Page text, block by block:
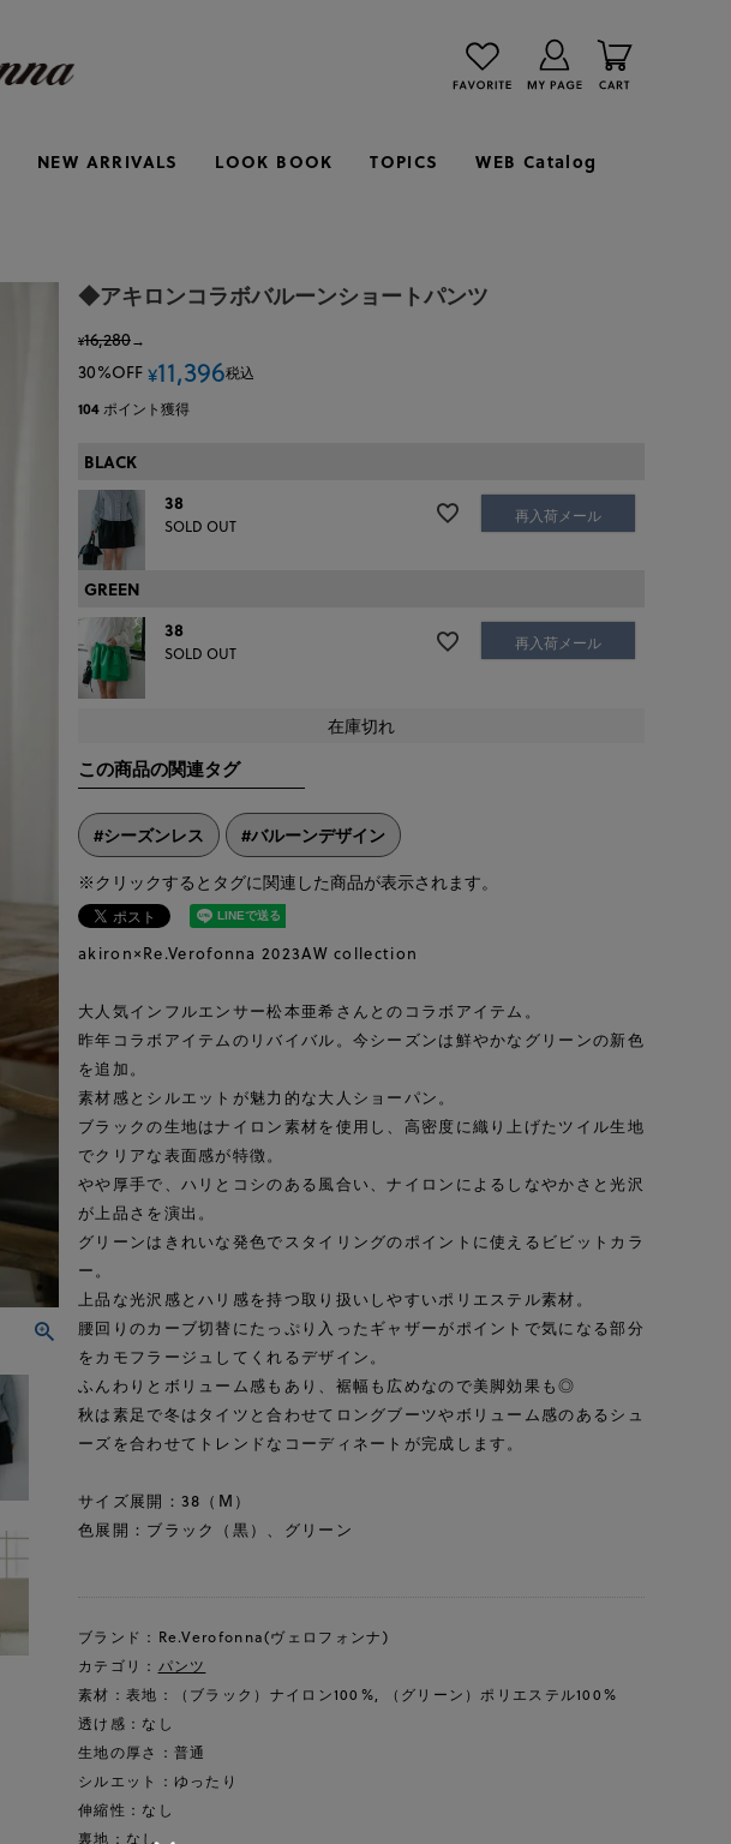
NEW ARRIVALS LOOK BOOK TOPICS WEB Catalog
◆アキロンコラボバルーンショートパンツ
¥16,280→
30%OFF¥11,396税込
104ポイント獲得
BLACK
38
SOLD OUT
再入荷メール
GREEN
38
SOLD OUT
再入荷メール
在庫切れ
この商品の関連タグ
#シーズンレス
#バルーンデザイン
※クリックするとタグに関連した商品が表示されます。
akiron×Re.Verofonna 2023AW collection
大人気インフルエンサー松本亜希さんとのコラボアイテム。
昨年コラボアイテムのリバイバル。今シーズンは鮮やかなグリーンの新色
を追加。
素材感とシルエットが魅力的な大人ショーパン。
ブラックの生地はナイロン素材を使用し、高密度に織り上げたツイル生地
でクリアな表面感が特徴。
やや厚手で、ハリとコシのある風合い、ナイロンによるしなやかさと光沢
が上品さを演出。
グリーンはきれいな発色でスタイリングのポイントに使えるビビットカラ
ー。
上品な光沢感とハリ感を持つ取り扱いしやすいポリエステル素材。
腰回りのカーブ切替にたっぷり入ったギャザーがポイントで気になる部分
をカモフラージュしてくれるデザイン。
ふんわりとボリューム感もあり、裾幅も広めなので美脚効果も◎
秋は素足で冬はタイツと合わせてロングブーツやボリューム感のあるシュ
ーズを合わせてトレンドなコーディネートが完成します。
サイズ展開：38（M）
色展開：ブラック（黒）、グリーン
ブランド：Re.Verofonna(ヴェロフォンナ)
カテゴリ： パンツ
素材：表地：（ブラック）ナイロン100%, （グリーン）ポリエステル100%
透け感：なし
生地の厚さ：普通
シルエット：ゆったり
伸縮性：なし
裏地：なし